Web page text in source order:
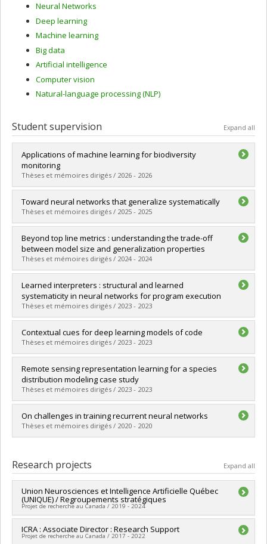
Neural Networks
Deep learning
Machine learning
Big data
Artificial intelligence
Computer vision
Natural-language processing (NLP)
Student supervision Expand all
Applications of machine learning for biodiversity
monitoring
Thèses et mémoires dirigés / 2026 - 2026
Graduate :Teng, Mélisande
Cycle : Doctoral
Grade :Ph. D.
Toward neural networks that generalize systematically
Thèses et mémoires dirigés / 2025 - 2025
Graduate : Zhou, Hattie
Cycle :Doctoral
Grade :Ph. D.
Lien vers le document dans Papyrus
Beyond top line metrics : understanding the trade-off
between model size and generalization properties
Thèses et mémoires dirigés / 2024 - 2024
Graduate :Hooker, Sara
Cycle :Doctoral
Grade :Ph. D.
Lien vers le document dans Papyrus
Learned interpreters : structural and learned
systematicity in neural networks for program execution
Thèses et mémoires dirigés / 2023 - 2023
Graduate :Bieber, David
Cycle : Doctoral
Grade :Ph. D.
Contextual cues for deep learning models of code
Thèses et mémoires dirigés / 2023 - 2023
Graduate :Shrivastava, Disha
Cycle :Doctoral
Grade :Ph. D.
Lien vers le document dans Papyrus
Remote sensing representation learning for a species
distribution modeling case study
Thèses et mémoires dirigés / 2023 - 2023
Graduate :Elkafrawy, Sara
Cycle : Master's
Grade :M. Sc.
On challenges in training recurrent neural networks
Thèses et mémoires dirigés / 2020 - 2020
Cycle :Doctoral
Grade :Ph. D.
Lien vers le document dans Papyrus
Research projects Expand all
Union Neurosciences et Intelligence Artificielle Québec
(UNIQUE) / Regroupements stratégiques
Projet de recherche au Canada / 2019 - 2024
Lead researcher : Karim Jerbi
Co-researchers : Yoshua Bengio,Christian Casanova
ICRA : Associate Director : Research Support
Projet de recherche au Canada / 2017 - 2022